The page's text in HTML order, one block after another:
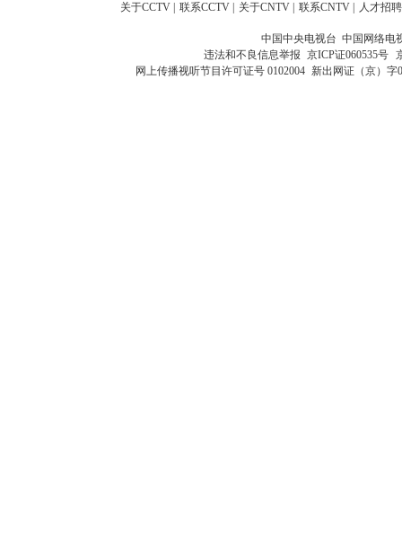
关于CCTV 联系CCTV 关于CNTV 联系CNTV 人才招聘
中国中央电视台 中国网络电
违法和不良信息举报 京ICP证060535号
网上传播视听节目许可证号 0102004 新出网证（京）